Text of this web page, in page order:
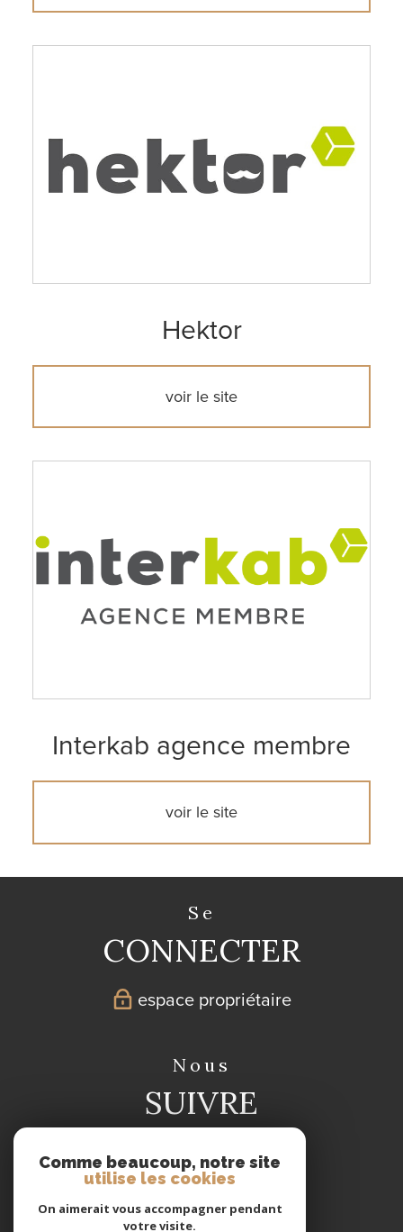
Hektor
voir le site
Interkab agence membre
voir le site
se
CONNECTER
espace propriétaire
nous
SUIVRE
Comme beaucoup, notre site
utilise les cookies
On aimerait vous accompagner pendant
votre visite.